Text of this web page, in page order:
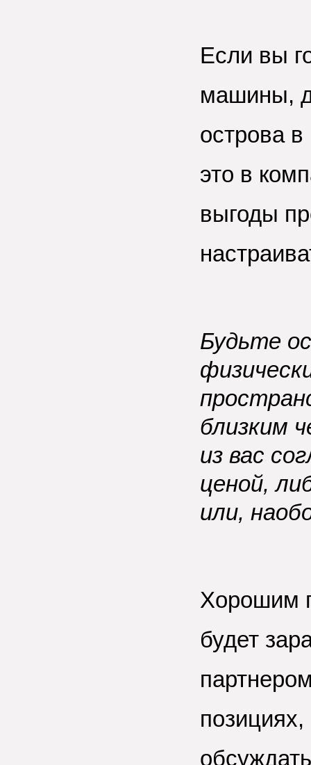
Если вы
машины,
острова
это в
выгоды
Будьте
близким
из вас
ценой,
или,
Хорошим
будет